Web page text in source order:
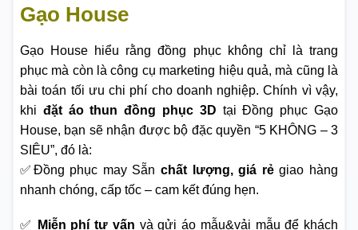
Gạo House
Gạo House hiểu rằng đồng phục không chỉ là trang
phục mà còn là công cụ marketing hiệu quả, mà cũng là
bài toán tối ưu chi phí cho doanh nghiệp. Chính vì vậy,
khi đặt áo thun đồng phục 3D tại Đồng phục Gạo
House, bạn sẽ nhận được bộ đặc quyền “5 KHÔNG – 3
SIÊU”, đó là:
✅Đồng phục may Sẵn chất lượng, giá rẻgiao hàng
nhanh chóng, cấp tốc – cam kết đúng hẹn.
✅ Miễn phí tư vấn và gửi áo mẫu&vải mẫu để khách